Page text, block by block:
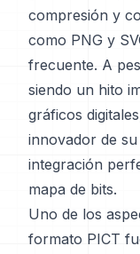
compresión y
como PNG y
frecuente. A
siendo un hito
gráficos
innovador de
integración
mapa de bits.
Uno de los
formato PICT